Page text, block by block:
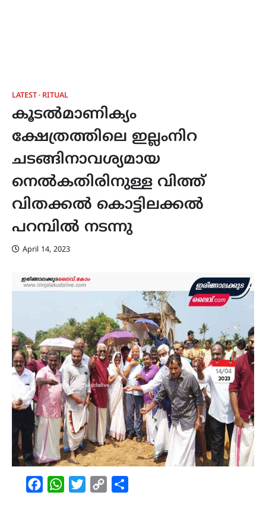
LATEST RITUAL
കൂടൽമാണിക്യം
ക്ഷേത്രത്തിലെ ഇല്ലംനിറ
ചടങ്ങിനാവശ്യമായ
നെൽകതിരിനുള്ള വിത്ത്
വിതക്കൽ കൊട്ടിലക്കൽ
പറമ്പിൽ നടന്നു
April 14, 2023
FacebookWhatsAppTwitterCopy